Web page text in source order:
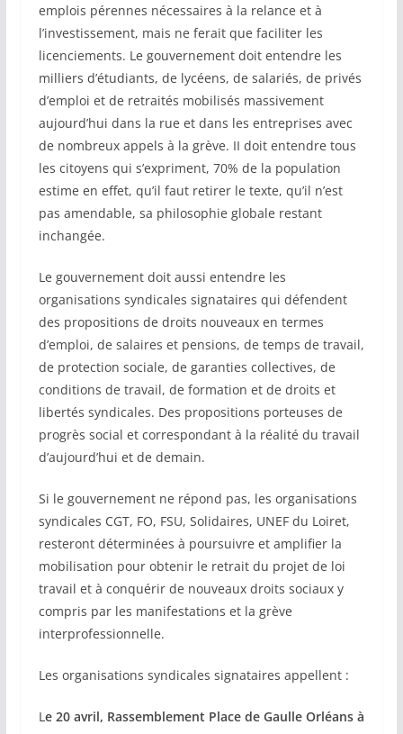
emplois pérennes nécessaires à la relance et à
l’investissement, mais ne ferait que faciliter les
licenciements. Le gouvernement doit entendre les
milliers d’étudiants, de lycéens, de salariés, de privés
d’emploi et de retraités mobilisés massivement
aujourd’hui dans la rue et dans les entreprises avec
de nombreux appels à la grève. II doit entendre tous
les citoyens qui s’expriment, 70% de la population
estime en effet, qu’il faut retirer le texte, qu’il n’est
pas amendable, sa philosophie globale restant
inchangée.
Le gouvernement doit aussi entendre les
organisations syndicales signataires qui défendent
des propositions de droits nouveaux en termes
d’emploi, de salaires et pensions, de temps de travail,
de protection sociale, de garanties collectives, de
conditions de travail, de formation et de droits et
libertés syndicales. Des propositions porteuses de
progrès social et correspondant à la réalité du travail
d’aujourd’hui et de demain.
Si le gouvernement ne répond pas, les organisations
syndicales CGT, FO, FSU, Solidaires, UNEF du Loiret,
resteront déterminées à poursuivre et amplifier la
mobilisation pour obtenir le retrait du projet de loi
travail et à conquérir de nouveaux droits sociaux y
compris par les manifestations et la grève
interprofessionnelle.
Les organisations syndicales signataires appellent :
Le 20 avril, Rassemblement Place de Gaulle Orléans à